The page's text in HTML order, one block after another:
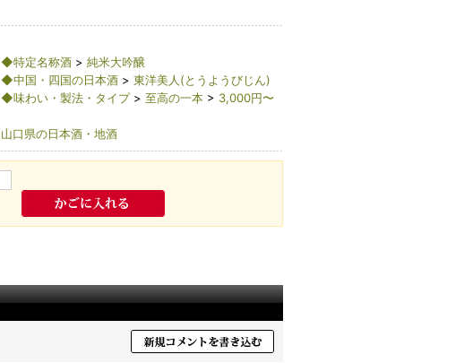
◆特定名称酒> 純米大吟醸
◆中国・四国の日本酒> 東洋美人(とうようびじん)
◆味わい・製法・タイプ> 至高の一本> 3,000円〜
山口県の日本酒・地酒